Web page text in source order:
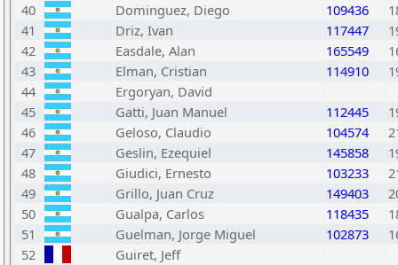
40
Dominguez, Diego 109436
41
Driz, Ivan 117447
42
Easdale, Alan 165549
43
Elman, Cristian 114910
44
Ergoryan, David
45
Gatti, Juan Manuel 112445
46
Geloso, Claudio 104574
47
Geslin, Ezequiel 145858
48
Giudici, Ernesto 103233
49
Grillo, Juan Cruz 149403
50
Gualpa, Carlos 118435
51
Guelman, Jorge Miguel 102873
52
Guiret, Jeff